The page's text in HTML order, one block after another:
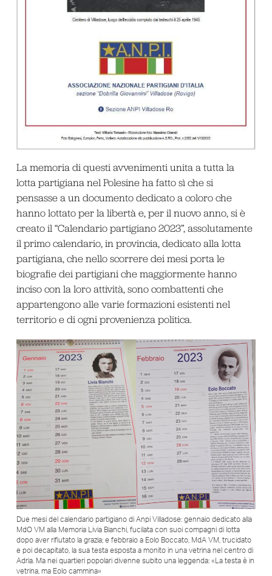
La memoria di questi avvenimenti unita a tutta la
lotta partigiana nel Polesine ha fatto sì che si
pensasse a un documento dedicato a coloro che
hanno lottato per la libertà e, per il nuovo anno, si è
creato il “Calendario partigiano 2023”, assolutamente
il primo calendario, in provincia, dedicato alla lotta
partigiana, che nello scorrere dei mesi porta le
biografie dei partigiani che maggiormente hanno
inciso con la loro attività, sono combattenti che
appartengono alle varie formazioni esistenti nel
territorio e di ogni provenienza politica.
Due mesi del calendario partigiano di Anpi Villadose: gennaio dedicato alla
MdO VM alla Memoria Livia Bianchi, fucilata con suoi compagni di lotta
dopo aver rifiutato la grazia; e febbraio a Eolo Boccato, MdA VM, trucidato
e poi decapitato, la sua testa esposta a monito in una vetrina nel centro di
Adria. Ma nei quartieri popolari divenne subito una leggenda: «La testa è in
vetrina, ma Eolo cammina»